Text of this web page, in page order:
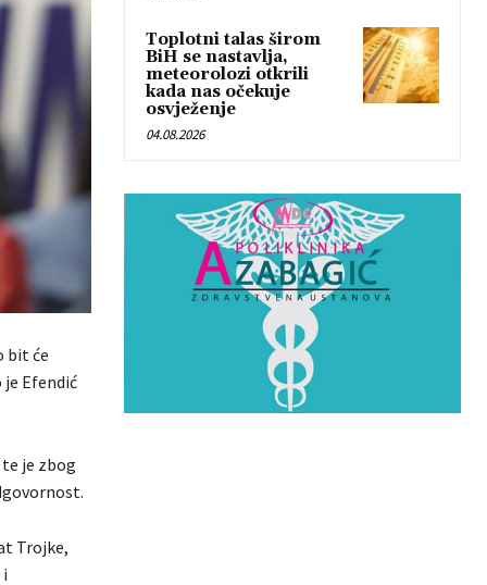
bit će
Efendić
je zbog
Trojke,
i
Toplotni talas širom
BiH se nastavlja,
meteorolozi otkrili
kada nas očekuje
osvježenje
04.08.2026